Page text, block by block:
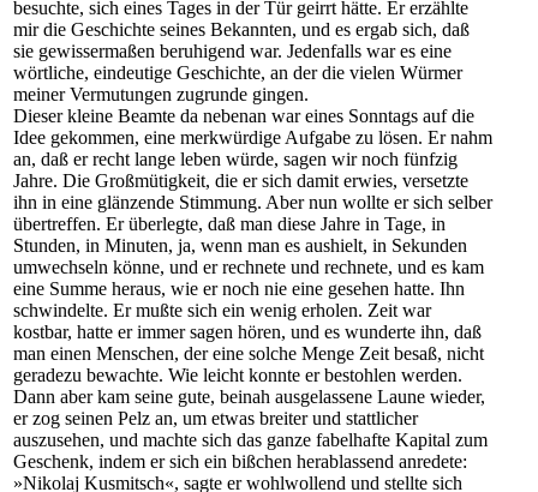
besuchte, sich eines Tages in der Tür geirrt hätte. Er erzählte
mir die Geschichte seines Bekannten, und es ergab sich, daß
sie gewissermaßen beruhigend war. Jedenfalls war es eine
wörtliche, eindeutige Geschichte, an der die vielen Würmer
meiner Vermutungen zugrunde gingen.
Dieser kleine Beamte da nebenan war eines Sonntags auf die
Idee gekommen, eine merkwürdige Aufgabe zu lösen. Er nahm
an, daß er recht lange leben würde, sagen wir noch fünfzig
Jahre. Die Großmütigkeit, die er sich damit erwies, versetzte
ihn in eine glänzende Stimmung. Aber nun wollte er sich selber
übertreffen. Er überlegte, daß man diese Jahre in Tage, in
Stunden, in Minuten, ja, wenn man es aushielt, in Sekunden
umwechseln könne, und er rechnete und rechnete, und es kam
eine Summe heraus, wie er noch nie eine gesehen hatte. Ihn
schwindelte. Er mußte sich ein wenig erholen. Zeit war
kostbar, hatte er immer sagen hören, und es wunderte ihn, daß
man einen Menschen, der eine solche Menge Zeit besaß, nicht
geradezu bewachte. Wie leicht konnte er bestohlen werden.
Dann aber kam seine gute, beinah ausgelassene Laune wieder,
er zog seinen Pelz an, um etwas breiter und stattlicher
auszusehen, und machte sich das ganze fabelhafte Kapital zum
Geschenk, indem er sich ein bißchen herablassend anredete:
»Nikolaj Kusmitsch«, sagte er wohlwollend und stellte sich